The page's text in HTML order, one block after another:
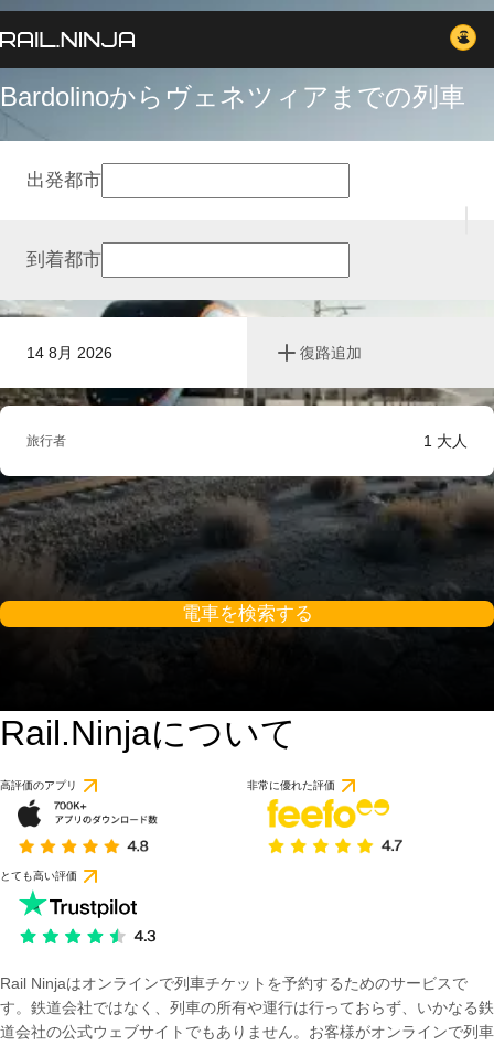
Bardolinoからヴェネツィアまでの列車
14 8月 2026 復路追加
出発都市
到着都市
旅行者 1 大人
電車を検索する
Rail.Ninjaについて
高評価のアプリ 非常に優れた評価
とても高い評価
Rail Ninjaはオンラインで列車チケットを予約するためのサービスで
す。鉄道会社ではなく、列車の所有や運行は行っておらず、いかなる鉄
道会社の公式ウェブサイトでもありません。お客様がオンラインで列車